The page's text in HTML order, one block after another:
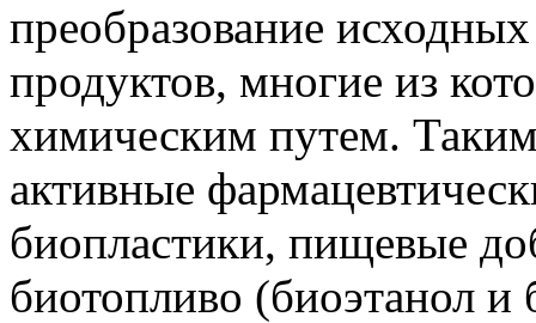
преобразование
продуктов, многие из
химическим путем.
активные
биопластики, пищевые
биотопливо (биоэтанол и